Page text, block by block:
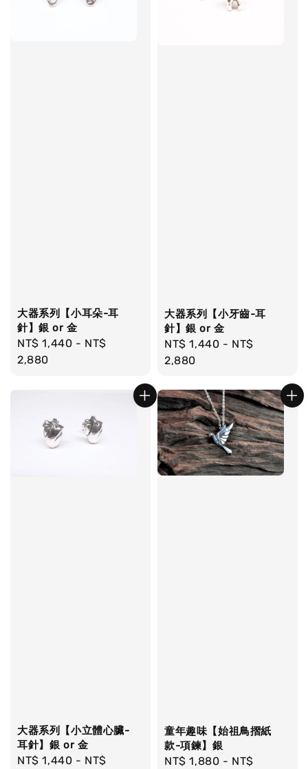
大器系列【小耳朵-耳
針】銀 or 金
Regular
price
NT$ 1,440 - NT$
2,880
大器系列【小牙齒-耳
針】銀 or 金
Regular
price
NT$ 1,440 - NT$
2,880
大器系列【小立體心臟-
耳針】銀 or 金
Regular
NT$ 1,440 - NT$
童年趣味【始祖鳥摺紙
款-項鍊】銀
Regular
NT$ 1,880 - NT$